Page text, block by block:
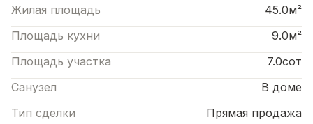
Жилая площадь
45.0м²
Площадь кухни
9.0м²
Площадь участка
7.0сот
Санузел
В доме
Тип сделки
Прямая продажа